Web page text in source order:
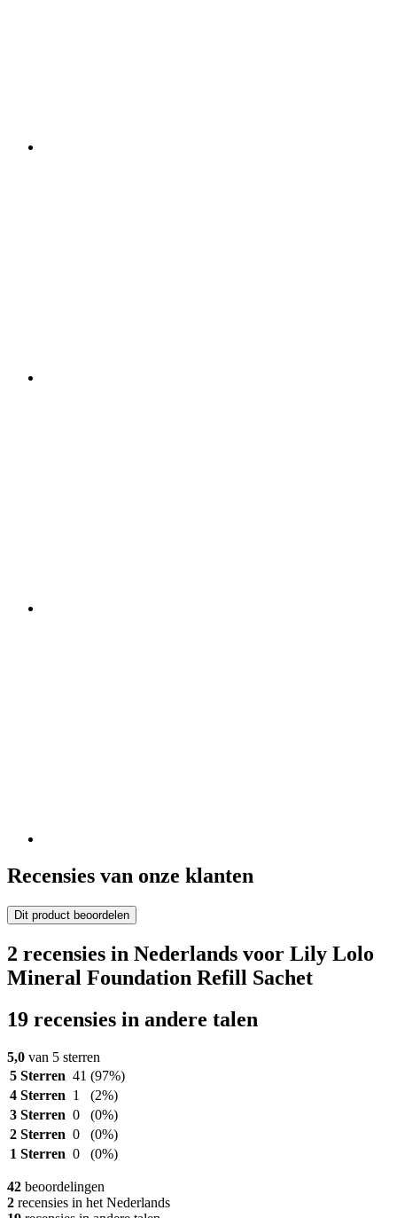
Recensies van onze klanten
Dit product beoordelen
2 recensies in Nederlands voor Lily Lolo
Mineral Foundation Refill Sachet
19 recensies in andere talen
5,0 van 5 sterren
5 Sterren 41 (97%)
4 Sterren 1
(2%)
3 Sterren 0
(0%)
2 Sterren 0
(0%)
1 Sterren 0 (0%)
42 beoordelingen
2 recensies in het Nederlands